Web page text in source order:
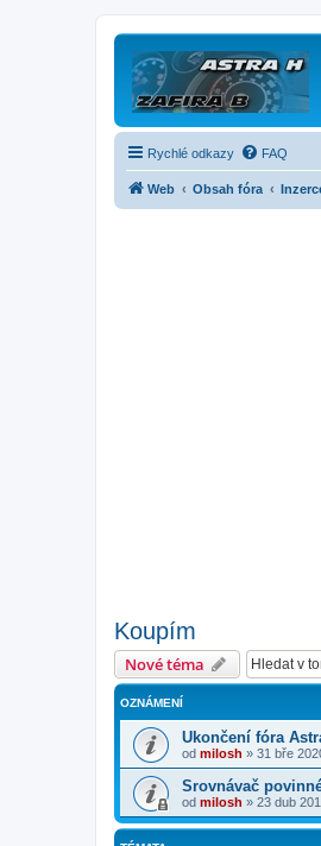
Rychlé odkazy FAQ
Web Obsah fóra
Koupím
Nové téma
OZNÁMENÍ
Ukončení fóra
od milosh » 31 bře
Srovnávač
od milosh » 23 dub